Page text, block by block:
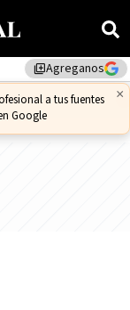
library_addAgreganos